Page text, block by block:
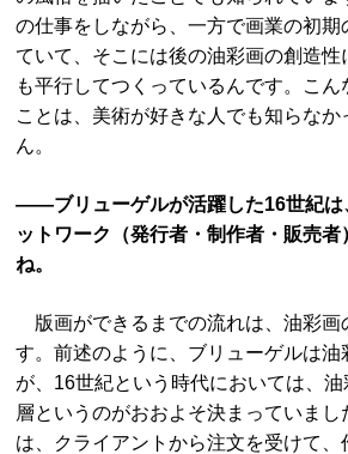
の仕事をしながら、一方で画業の初期
ていて、そこには後の油彩画の創造
も平行してつくっているんです。こん
ことは、美術が好きな人でも知らな
ん。
――ブリューゲルが活躍した16世紀は
ットワーク（発行者・制作者・販売
ね。
版画ができるまでの流れは、油彩画
す。前述のように、ブリューゲルは油
が、16世紀という時代においては、
層というのがおおよそ決まっていまし
は、クライアントから注文を受けて、